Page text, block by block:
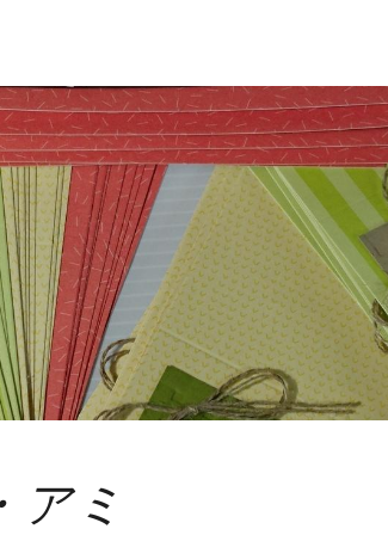
ミ